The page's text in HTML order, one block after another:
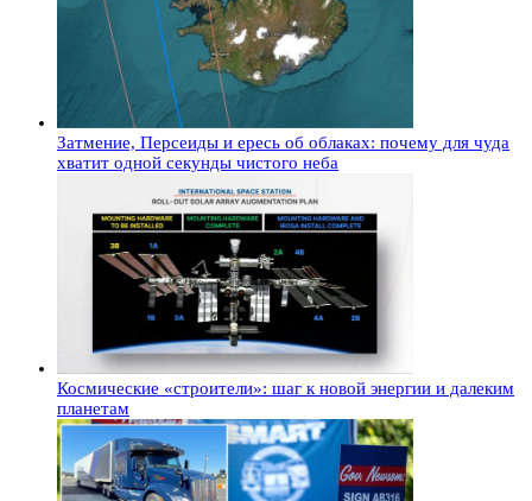
Затмение, Персеиды и ересь об облаках: почему для чуда
хватит одной секунды чистого неба
Космические «строители»: шаг к новой энергии и далеким
планетам